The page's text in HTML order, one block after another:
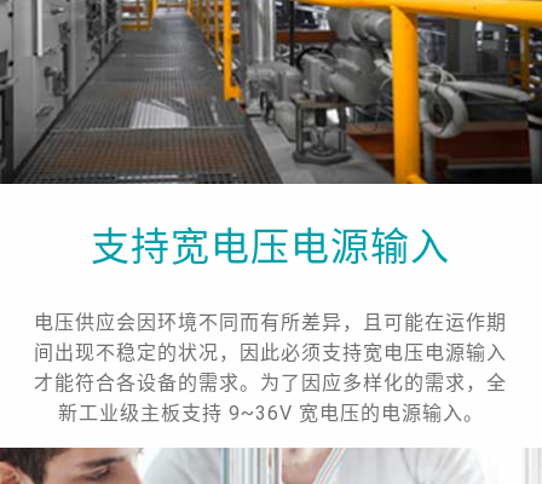
支持宽电压电源输入
电压供应会因环境不同而有所差异，且可能在运作期
间出现不稳定的状况，因此必须支持宽电压电源输入
才能符合各设备的需求。为了因应多样化的需求，全
新工业级主板支持 9~36V 宽电压的电源输入。